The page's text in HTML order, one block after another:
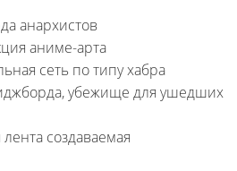
анархистов
аниме-арта
сеть по типу хабра
убежище для ушедших
создаваемая